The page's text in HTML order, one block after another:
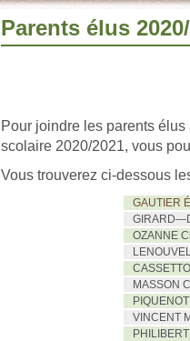
Parents élus
Pour joindre les parents élus
scolaire 2020/2021, vous
Vous trouverez ci-dessous
GAUTIER
OZANNE
MASSON
VINCENT